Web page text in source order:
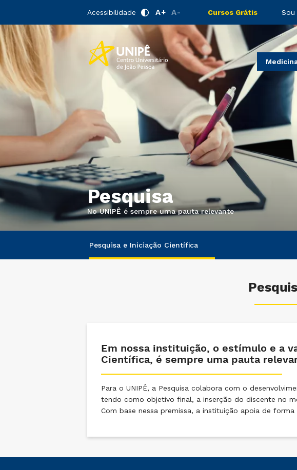
Acessibilidade A+ A- Cursos Grátis Sou
Pesquisa
No UNIPÊ é sempre uma pauta relevante
Pesquisa e Iniciação Científica
Em nossa instituição, o estímulo e a
Científica, é sempre uma pauta
Para o UNIPÊ, a Pesquisa colabora com o
tendo como objetivo final, a inserção do discente no
Com base nessa premissa, a instituição apoia de